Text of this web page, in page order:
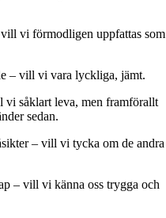
vi förmodligen uppfattas som
– vill vi vara lyckliga, jämt.
såklart leva, men framförallt
sedan.
– vill vi tycka om de andra
– vill vi känna oss trygga och